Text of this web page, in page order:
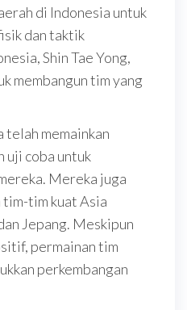
di Indonesia untuk
dan taktik
Shin Tae Yong,
membangun tim yang
telah memainkan
uji coba untuk
Mereka juga
tim kuat Asia
Jepang. Meskipun
permainan tim
perkembangan